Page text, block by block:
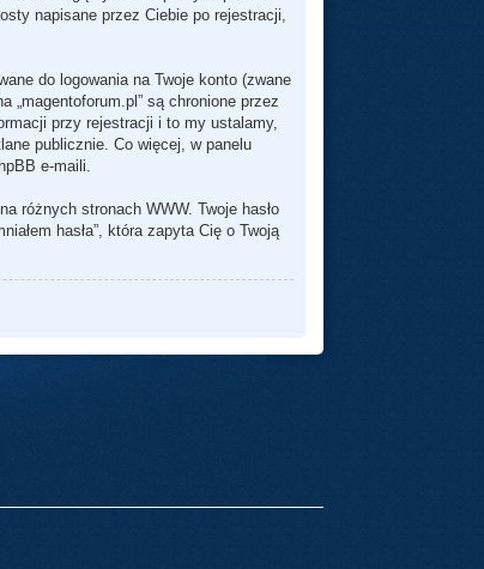
napisane przez Ciebie po rejestracji,
do logowania na Twoje konto (zwane
„magentoforum.pl” są chronione przez
przy rejestracji i to my ustalamy,
publicznie. Co więcej, w panelu
e-maili.
różnych stronach WWW. Twoje hasło
hasła”, która zapyta Cię o Twoją